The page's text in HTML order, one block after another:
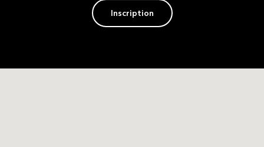
Inscription